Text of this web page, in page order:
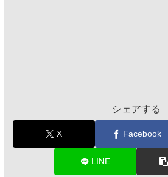
シェアする
X Facebook
LINE